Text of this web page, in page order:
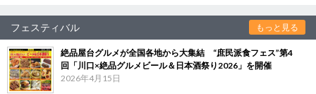
フェスティバル もっと見る
絶品屋台グルメが全国各地から大集結 “庶民派食フェス”第4
回「川口×絶品グルメビール＆日本酒祭り2026」を開催
2026年4月15日